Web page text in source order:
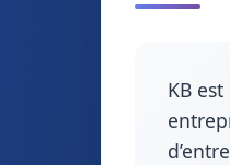
KB